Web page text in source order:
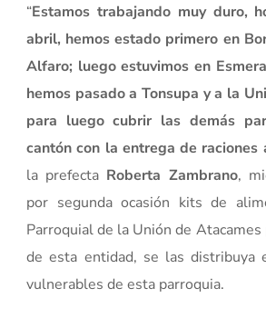
“Estamos trabajando muy duro,
abril, hemos estado primero en
Alfaro; luego estuvimos en
hemos pasado a Tonsupa y a la
para luego cubrir las demás
cantón con la entrega de raciones
la prefecta Roberta Zambrano,
por segunda ocasión kits de
Parroquial de la Unión de Atacames
de esta entidad, se las distribuya
vulnerables de esta parroquia.